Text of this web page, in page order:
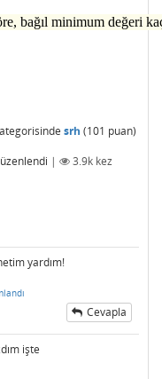
bağıl minimum değeri
srh (101 puan)
| 3.9k kez
yardım!
Cevapla
işte